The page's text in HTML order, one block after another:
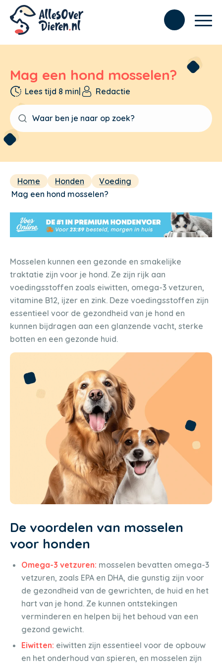
Mag een hond mosselen?
Lees tijd 8 min| Redactie
Home Honden
Voeding
Mag een hond mosselen?
Mosselen kunnen een gezonde en smakelijke
traktatie zijn voor je hond. Ze zijn rijk aan
voedingsstoffen zoals eiwitten, omega-3 vetzuren,
vitamine B12, ijzer en zink. Deze voedingsstoffen zijn
essentieel voor de gezondheid van je hond en
kunnen bijdragen aan een glanzende vacht, sterke
botten en een gezonde huid.
De voordelen van mosselen
voor honden
Omega-3 vetzuren: mosselen bevatten omega-3
vetzuren, zoals EPA en DHA, die gunstig zijn voor
de gezondheid van de gewrichten, de huid en het
hart van je hond. Ze kunnen ontstekingen
verminderen en helpen bij het behoud van een
gezond gewicht.
Eiwitten: eiwitten zijn essentieel voor de opbouw
en het onderhoud van spieren, en mosselen zijn